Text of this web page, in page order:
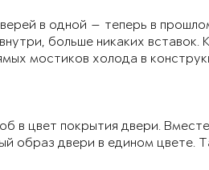
в одной — теперь в
больше никаких вставок.
мостиков холода в
в цвет покрытия двери.
образ двери в едином цвете.